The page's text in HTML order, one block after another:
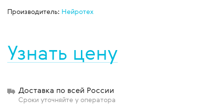
Производитель: Нейротех
Узнать цену
Доставка по всей России
Сроки уточняйте у оператора